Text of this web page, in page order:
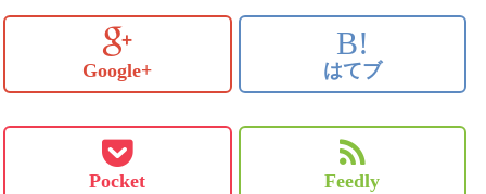
Google+
B!
はてブ
Pocket Feedly